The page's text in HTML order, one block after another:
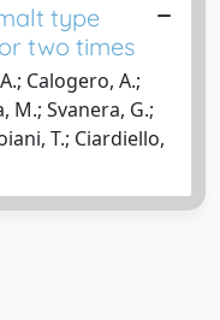
type
two times
Calogero, A.;
M.; Svanera, G.;
T.; Ciardiello,